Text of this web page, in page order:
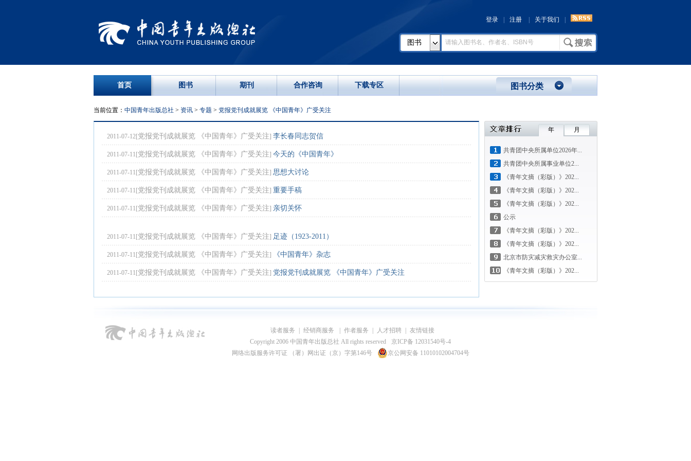
登录 注册 关于我们
图书
首页 图书 期刊 合作咨询 下载专区 图书分类
当前位置： 中国青年出版总社 > 资讯 > 专题 > 党报党刊成就展览 《中国青年》广受关注
2011-07-12[党报党刊成就展览 《中国青年》广受关注] 李长春同志贺信
2011-07-11[党报党刊成就展览 《中国青年》广受关注] 今天的《中国青年》
2011-07-11[党报党刊成就展览 《中国青年》广受关注] 思想大讨论
2011-07-11[党报党刊成就展览 《中国青年》广受关注] 重要手稿
2011-07-11[党报党刊成就展览 《中国青年》广受关注] 亲切关怀
2011-07-11[党报党刊成就展览 《中国青年》广受关注] 足迹（1923-2011）
2011-07-11[党报党刊成就展览 《中国青年》广受关注] 《中国青年》杂志
2011-07-11[党报党刊成就展览 《中国青年》广受关注] 党报党刊成就展览 《中国青年》广受关注
年 月
共青团中央所属单位2026年...
共青团中央所属事业单位2...
《青年文摘（彩版）》202...
《青年文摘（彩版）》202...
《青年文摘（彩版）》202...
公示
《青年文摘（彩版）》202...
《青年文摘（彩版）》202...
北京市防灾减灾救灾办公室...
《青年文摘（彩版）》202...
读者服务 经销商服务 作者服务 人才招聘
友情链接
Copyright 2006 中国青年出版总社 All rights reserved
京ICP备 12031540号-4
网络出版服务许可证 （署）网出证（京）字第146号
京公网安备 11010102004704号